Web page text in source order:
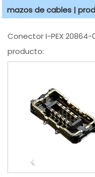
mazos de cables |
Conector I-PEX 20864-
producto: